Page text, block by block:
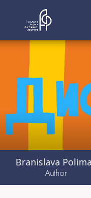
Branislava
Author